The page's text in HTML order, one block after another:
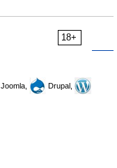
18+
Joomla,
Drupal,